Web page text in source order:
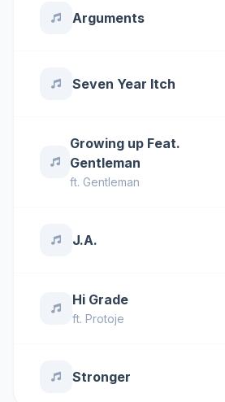
Arguments
Seven Year Itch
Growing up Feat.
Gentleman
ft. Gentleman
J.A.
Hi Grade
ft. Protoje
Stronger